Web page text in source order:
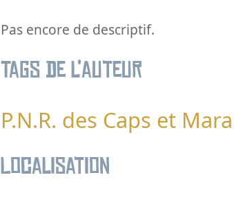
Pas encore de descriptif.
Tags de l’auteur
P.N.R. des Caps et
Localisation